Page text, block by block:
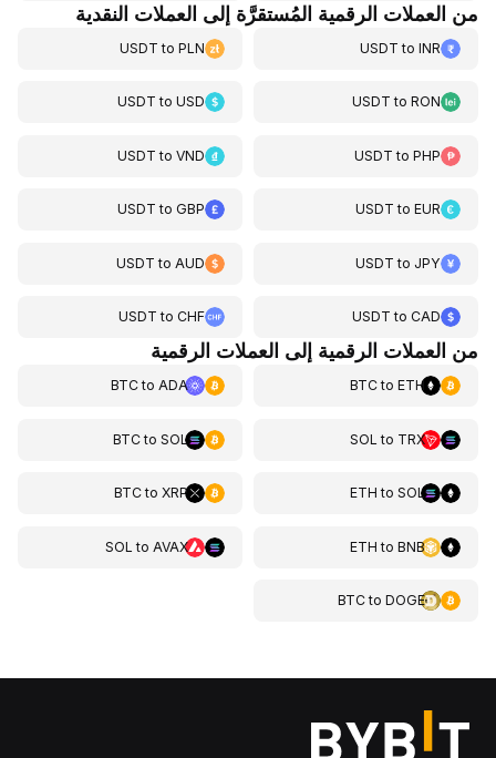
من العملات الرقمية المُستقرَّة إلى العملات النقدية
USDT toINR
USDT toPLN
USDT toRON
USDT toUSD
USDT toPHP
USDT toVND
USDT toEUR
USDT toGBP
USDT toJPY
USDT to AUD
USDT toCAD
USDT toCHF
من العملات الرقمية إلى العملات الرقمية
BTCtoETH
BTCtoADA
SOL to TRX
BTCtoSOL
ETH toSOL
BTCtoXRP
ETH toBNB
SOL toAVAX
BTCtoDOGE